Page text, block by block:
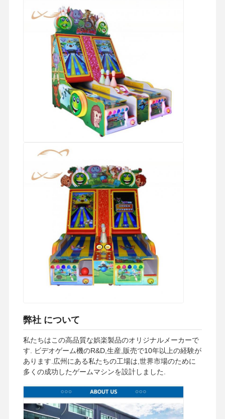
弊社 について
私たちはこの高品質な娯楽製品のオリジナルメーカーで
す. ビデオゲーム機のR&D,生産,販売で10年以上の経験が
あります.広州にある私たちの工場は,世界市場のために
多くの成功したゲームマシンを設計しました.